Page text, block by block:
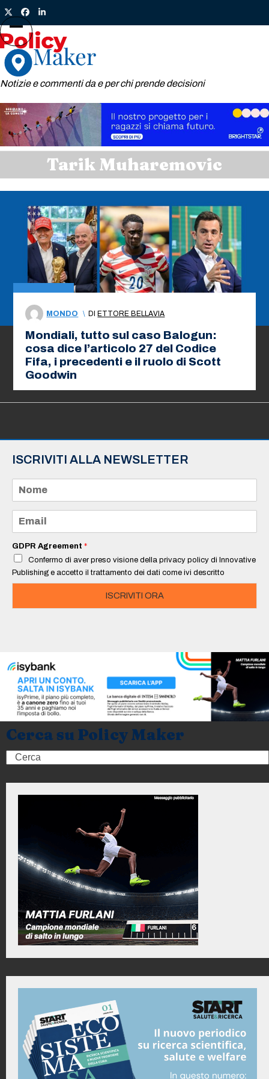
Skip
to
content
TwitterFacebook
LinkedIn
Notizie e commenti da e per chi prende decisioni
Open
mobile
menu
Close
mobile
menu
Tarik Muharemovic
MONDO \ DI ETTORE BELLAVIA
Mondiali, tutto sul caso Balogun:
cosa dice l’articolo 27 del Codice
Fifa, i precedenti e il ruolo di Scott
Goodwin
ISCRIVITI ALLA NEWSLETTER
m
e
a
i
*
GDPR Agreement *
Confermo di aver preso visione della privacy policy di Innovative
Publishing e accetto il trattamento dei dati come ivi descritto
ISCRIVITI ORA
Cerca su Policy Maker
Search